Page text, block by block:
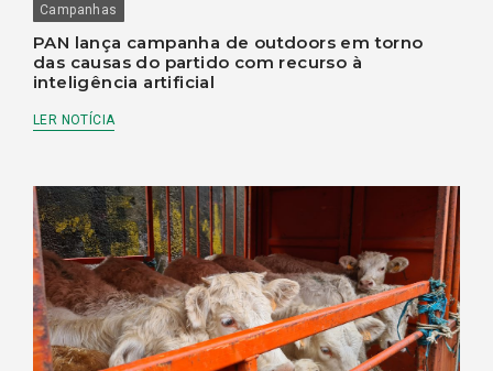
Campanhas
PAN lança campanha de outdoors em torno
das causas do partido com recurso à
inteligência artificial
LER NOTÍCIA